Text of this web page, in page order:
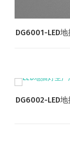
DG6001-LED
DG6002-LED